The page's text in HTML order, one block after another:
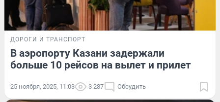
ДОРОГИ И ТРАНСПОРТ
В аэропорту Казани задержали
больше 10 рейсов на вылет и прилет
25 ноября, 2025, 11:03 3 287 Обсудить